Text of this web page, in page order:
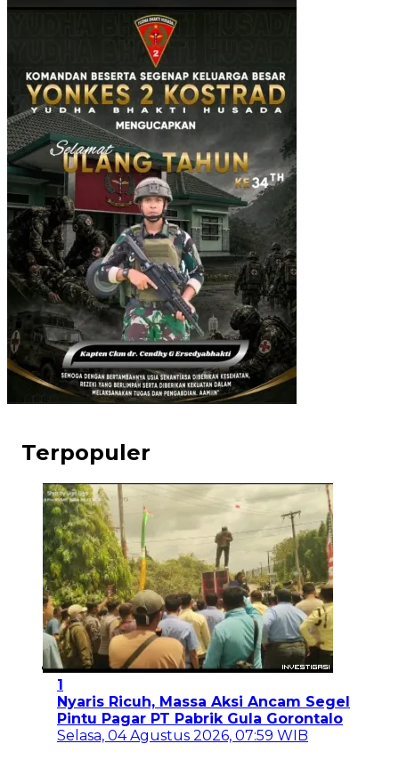
Terpopuler
1
Nyaris Ricuh, Massa Aksi Ancam Segel
Pintu Pagar PT Pabrik Gula Gorontalo
Selasa, 04 Agustus 2026, 07:59 WIB